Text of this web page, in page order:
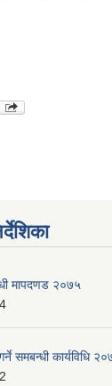
मापदणड २०७५
समबन्धी कार्यविधि